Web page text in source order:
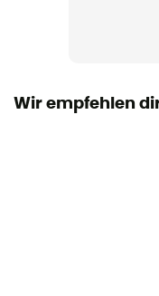
Wir empfehlen